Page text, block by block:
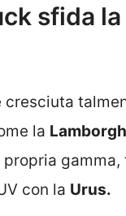
sfida
cresciuta
la
con la Urus.